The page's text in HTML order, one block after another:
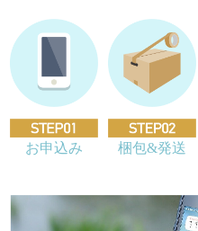
お申込み 梱包&発送